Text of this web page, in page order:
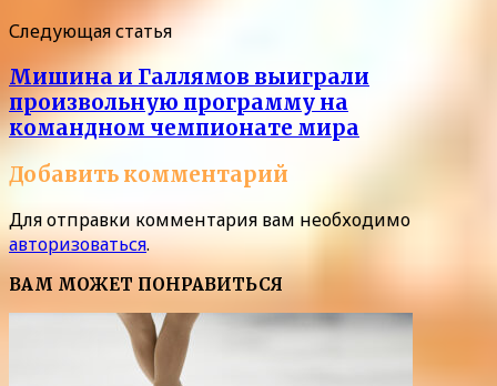
Следующая статья
Мишина и Галлямов выиграли
произвольную программу на
командном чемпионате мира
Добавить комментарий
Для отправки комментария вам необходимо
авторизоваться.
ВАМ МОЖЕТ ПОНРАВИТЬСЯ